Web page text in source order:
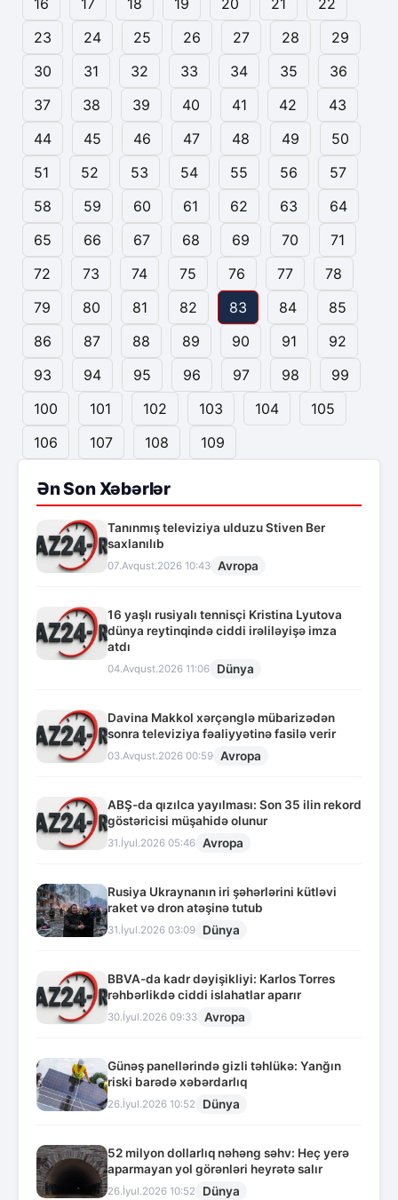
16 17 18 19 20 21
22
23
24 25 26 27 28
29
30
31 32 33 34 35
36
37
38 39 40 41 42
43
44
45 46 47 48 49
50
51
52 53 54 55 56
57
58
59 60 61 62 63
64
65
66 67 68 69 70
71
72
73 74 75 76 77
78
79
80 81 82 83 84
85
86
87 88 89 90 91
92
93
94 95 96 97 98
99
100
101 102 103 104
105
106
107 108 109
Ən Son Xəbərlər
Tanınmış televiziya ulduzu Stiven Ber
saxlanılıb
07.Avqust.2026 10:43 Avropa
16 yaşlı rusiyalı tennisçi Kristina Lyutova
dünya reytinqində ciddi irəliləyişə imza
atdı
04.Avqust.2026 11:06 Dünya
Davina Makkol xərçənglə mübarizədən
sonra televiziya fəaliyyətinə fasilə verir
03.Avqust.2026 00:59 Avropa
ABŞ-da qızılca yayılması: Son 35 ilin rekord
göstəricisi müşahidə olunur
31.İyul.2026 05:46 Avropa
Rusiya Ukraynanın iri şəhərlərini kütləvi
raket və dron atəşinə tutub
31.İyul.2026 03:09 Dünya
BBVA-da kadr dəyişikliyi: Karlos Torres
rəhbərlikdə ciddi islahatlar aparır
30.İyul.2026 09:33 Avropa
Günəş panellərində gizli təhlükə: Yanğın
riski barədə xəbərdarlıq
26.İyul.2026 10:52 Dünya
52 milyon dollarlıq nəhəng səhv: Heç yerə
aparmayan yol görənləri heyrətə salır
26.İyul.2026 10:52 Dünya